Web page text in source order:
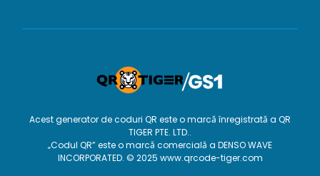
Acest generator de coduri QR este o marcă înregistrată a QR
TIGER PTE. LTD..
„Codul QR” este o marcă comercială a DENSO WAVE
INCORPORATED. © 2025 www.qrcode-tiger.com